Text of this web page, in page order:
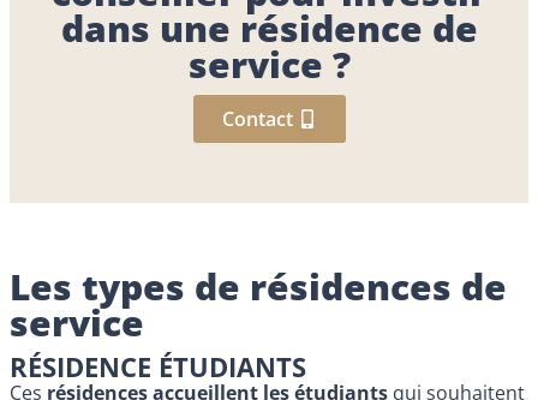
dans une résidence de
service ?
Contact
Les types de résidences de
service
RÉSIDENCE ÉTUDIANTS
Ces résidences accueillent les étudiants qui souhaitent